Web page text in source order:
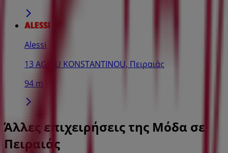
Alessi
13 AGIOU KONSTANTINOU, Πειραιάς
94 m
Άλλες επιχειρήσεις της Μόδα σε
Πειραιάς